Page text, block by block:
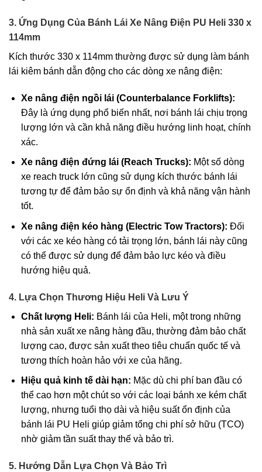
3. Ứng Dụng Của Bánh Lái Xe Nâng Điện PU Heli 330 x
114mm
Kích thước 330 x 114mm thường được sử dụng làm bánh
lái kiêm bánh dẫn động cho các dòng xe nâng điện:
Xe nâng điện ngồi lái (Counterbalance Forklifts):
Đây là ứng dụng phổ biến nhất, nơi bánh lái chịu trọng
lượng lớn và cần khả năng điều hướng linh hoạt, chính
xác.
Xe nâng điện đứng lái (Reach Trucks): Một số dòng
xe reach truck lớn cũng sử dụng kích thước bánh lái
tương tự để đảm bảo sự ổn định và khả năng vận hành
tốt.
Xe nâng điện kéo hàng (Electric Tow Tractors): Đối
với các xe kéo hàng có tải trọng lớn, bánh lái này cũng
có thể được sử dụng để đảm bảo lực kéo và điều
hướng hiệu quả.
4. Lựa Chọn Thương Hiệu Heli Và Lưu Ý
Chất lượng Heli: Bánh lái của Heli, một trong những
nhà sản xuất xe nâng hàng đầu, thường đảm bảo chất
lượng cao, được sản xuất theo tiêu chuẩn quốc tế và
tương thích hoàn hảo với xe của hãng.
Hiệu quả kinh tế dài hạn: Mặc dù chi phí ban đầu có
thể cao hơn một chút so với các loại bánh xe kém chất
lượng, nhưng tuổi thọ dài và hiệu suất ổn định của
bánh lái PU Heli giúp giảm tổng chi phí sở hữu (TCO)
nhờ giảm tần suất thay thế và bảo trì.
5. Hướng Dẫn Lựa Chọn Và Bảo Trì